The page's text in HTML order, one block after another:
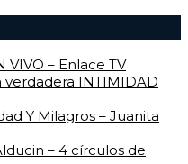
VIVO – Enlace TV
verdadera INTIMIDAD
Y Milagros – Juanita
– 4 círculos de